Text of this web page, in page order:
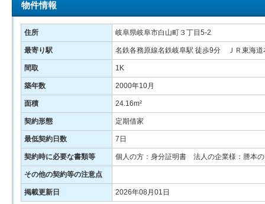
物件情報
住所 岐阜県岐阜市白山町３丁目5-2
最寄り駅 名鉄各務原線名鉄岐阜駅 徒歩9分 ＪＲ東海
間取 1K
築年数 2000年10月
面積 24.16m²
契約形態 定期借家
最低契約日数 7日
契約時に必要な書類等 個人の方：身分証明書 法人の企業様：謄本
その他の契約等の注意点
掲載更新日 2026年08月01日